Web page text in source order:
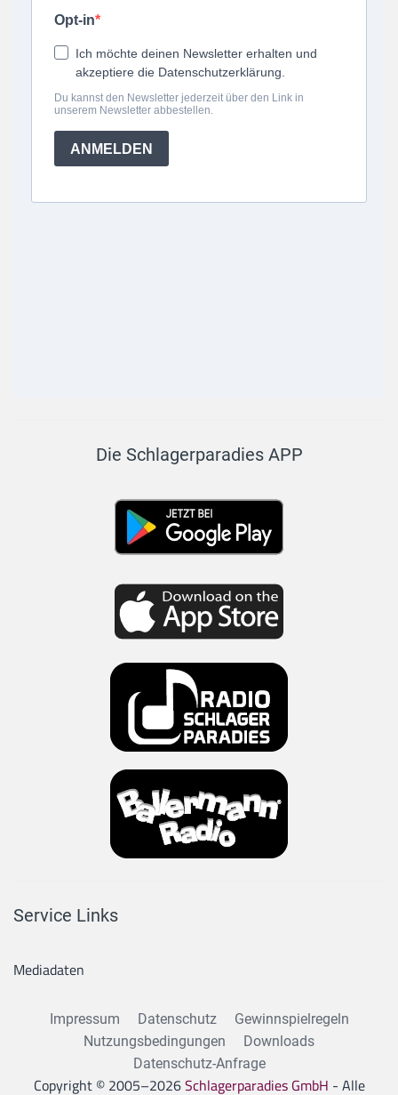
Die Schlagerparadies APP
Service Links
Mediadaten
Impressum Datenschutz
Gewinnspielregeln
Nutzungsbedingungen
Downloads
Datenschutz-Anfrage
Copyright © 2005–2026Schlagerparadies GmbH - Alle